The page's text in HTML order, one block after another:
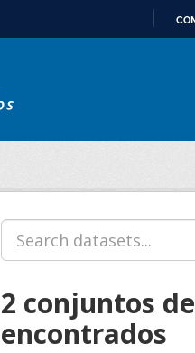
2 conjuntos
encontrados